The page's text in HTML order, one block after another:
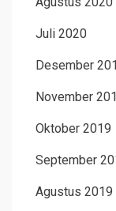
Juli 2020
Desember
November
Oktober 2019
September
Agustus 2019